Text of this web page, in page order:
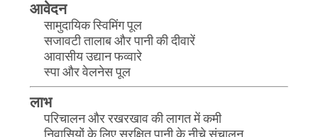
आवेदन
सामुदायिक स्विमिंग पूल
सजावटी तालाब और पानी की दीवारें
आवासीय उद्यान फव्वारे
स्पा और वेलनेस पूल
लाभ
परिचालन और रखरखाव की लागत में कमी